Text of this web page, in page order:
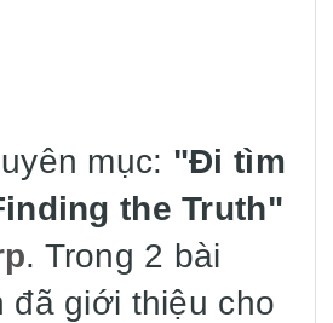
mục: "Đi tìm
the Truth"
. Trong 2 bài
đã giới thiệu cho